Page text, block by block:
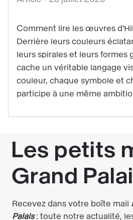
d'Hilma
Klint
Comment lire les œuvres
Derrière leurs couleurs
leurs spirales et leurs formes
cache un véritable langage
couleur, chaque symbole et
participe à une même